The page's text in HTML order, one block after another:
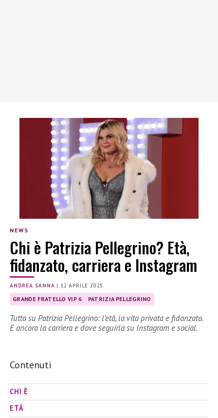
NEWS
Chi è Patrizia Pellegrino? Età,
fidanzato, carriera e Instagram
ANDREA SANNA | 12 APRILE 2025
GRANDE FRATELLO VIP 6 PATRIZIA PELLEGRINO
Tutto su Patrizia Pellegrino: l’età, la vita privata e fidanzato.
E ancora la carriera e dove seguirla su Instagram e social.
Contenuti
CHI È
ETÀ